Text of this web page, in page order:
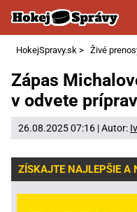
HokejSpravy.sk > Živé
Zápas
v odvete
26.08.2025 07:16 | Autor:
ZÍSKAJTE NAJLEPŠIE A